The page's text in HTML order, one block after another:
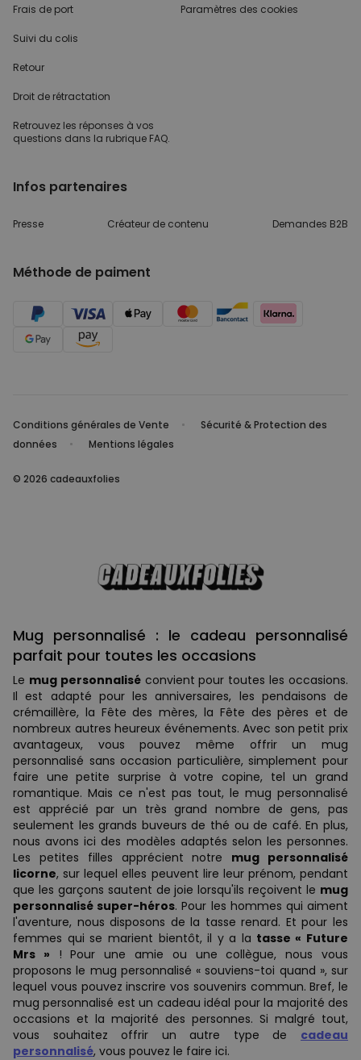
Frais de port
Suivi du colis
Retour
Droit de rétractation
Retrouvez les réponses à vos
questions dans la rubrique FAQ.
Paramètres des cookies
Infos partenaires
Presse Créateur de contenu Demandes B2B
Méthode de paiment
Conditions générales de Vente
Sécurité & Protection des
données
Mentions légales
© 2026 cadeauxfolies
Mug personnalisé : le cadeau personnalisé
parfait pour toutes les occasions
Le mug personnaliséconvient pour toutes les occasions.
Il est adapté pour les anniversaires, les pendaisons de
crémaillère, la Fête des mères, la Fête des pères et de
nombreux autres heureux événements. Avec son petit prix
avantageux, vous pouvez même offrir un mug
personnalisé sans occasion particulière, simplement pour
faire une petite surprise à votre copine, tel un grand
romantique. Mais ce n'est pas tout, le mug personnalisé
est apprécié par un très grand nombre de gens, pas
seulement les grands buveurs de thé ou de café. En plus,
nous avons ici des modèles adaptés selon les personnes.
Les petites filles apprécient notre mug personnalisé
licorne, sur lequel elles peuvent lire leur prénom, pendant
que les garçons sautent de joie lorsqu'ils reçoivent le mug
personnalisé super-héros. Pour les hommes qui aiment
l'aventure, nous disposons de la tasse renard. Et pour les
femmes qui se marient bientôt, il y a la tasse « Future
Mrs » ! Pour une amie ou une collègue, nous vous
proposons le mug personnalisé « souviens-toi quand », sur
lequel vous pouvez inscrire vos souvenirs commun. Bref, le
mug personnalisé est un cadeau idéal pour la majorité des
occasions et la majorité des personnes. Si malgré tout,
vous souhaitez offrir un autre type de cadeau
personnalisé, vous pouvez le faire ici.